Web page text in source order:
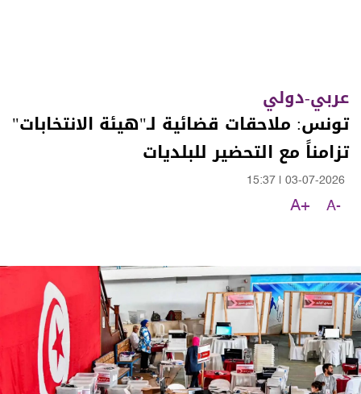
عربي-دولي
تونس: ملاحقات قضائية لـ"هيئة الانتخابات"
تزامناً مع التحضير للبلديات
03-07-2026
15:37
A-
A+